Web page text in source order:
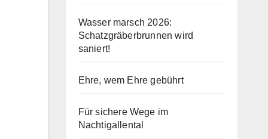
Wasser marsch 2026:
Schatzgräberbrunnen wird
saniert!
Ehre, wem Ehre gebührt
Für sichere Wege im
Nachtigallental